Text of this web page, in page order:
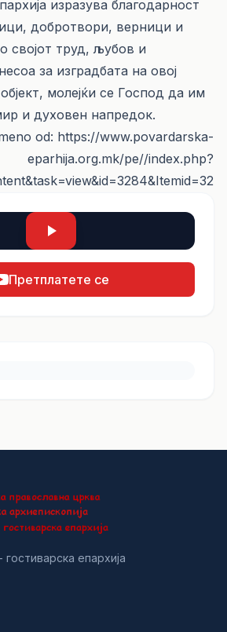
изразува благодарност
добротвори, верници и
својот труд, љубов и
за изградбата на овој
молејќи се Господ да им
и духовен напредок.
od: https://www.povardarska-
eparhija.org.mk/pe//index.php?
Претплатете се
епархија